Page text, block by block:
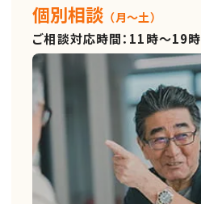
個別相談 （月～土）
ご相談対応時間：11時～19時